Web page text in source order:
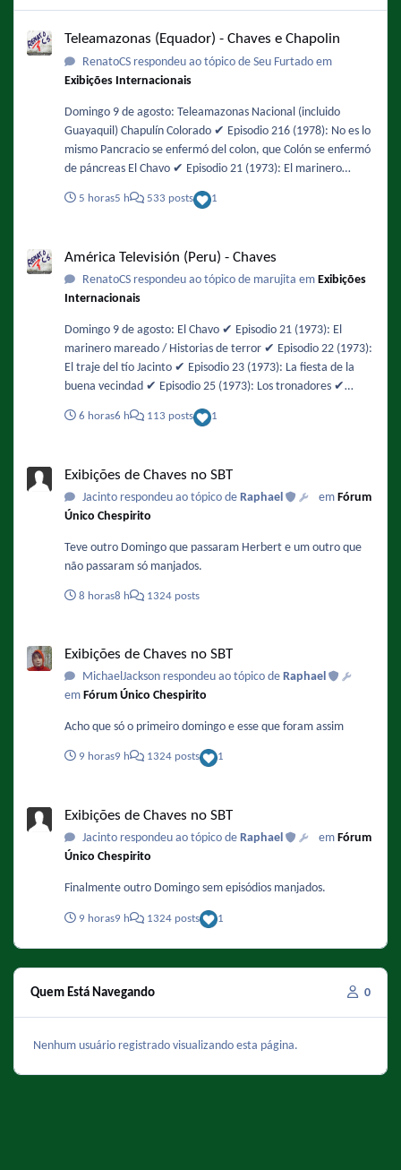
Teleamazonas (Equador) - Chaves e Chapolin
RenatoCS respondeu ao tópico de Seu Furtado em
Exibições Internacionais
Domingo 9 de agosto: Teleamazonas Nacional (incluido
Guayaquil) Chapulín Colorado ✔️ Episodio 216 (1978): No es lo
mismo Pancracio se enfermó del colon, que Colón se enfermó
de páncreas El Chavo ✔️ Episodio 21 (1973): El marinero
en la vecindad Mañana será feriado y habrá fútbol en la
5 horas5 h 533 posts 1
América Televisión (Peru) - Chaves
RenatoCS respondeu ao tópico de marujita em Exibições
Internacionais
Domingo 9 de agosto: El Chavo ✔️ Episodio 21 (1973): El
marinero mareado / Historias de terror ✔️ Episodio 22 (1973):
El traje del tío Jacinto ✔️ Episodio 23 (1973): La fiesta de la
buena vecindad ✔️ Episodio 25 (1973): Los tronadores ✔️
asalta a amigo / La orquesta Parece que El Chapulín Colorado
Historias de terror que comenzó prácticamente a la mitad. Y
la programación de hoy es prácticamente un resumen de lo
que tendrá Teleamazonas toda la semana 😁
6 horas6 h 113 posts 1
Exibições de Chaves no SBT
Jacinto respondeu ao tópico de Raphael em Fórum
Único Chespirito
Teve outro Domingo que passaram Herbert e um outro que
não passaram só manjados.
8 horas8 h 1324 posts
Exibições de Chaves no SBT
MichaelJackson respondeu ao tópico de Raphael
em Fórum Único Chespirito
Acho que só o primeiro domingo e esse que foram assim
9 horas9 h 1324 posts 1
Exibições de Chaves no SBT
Jacinto respondeu ao tópico de Raphael em Fórum
Único Chespirito
Finalmente outro Domingo sem episódios manjados.
9 horas9 h 1324 posts 1
Quem Está Navegando 0
Nenhum usuário registrado visualizando esta página.